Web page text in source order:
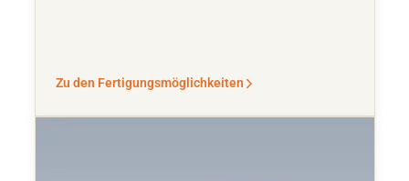
Zu den Fertigungsmöglichkeiten